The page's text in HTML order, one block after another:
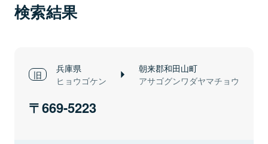
検索結果
兵庫県
ヒョウゴケン
朝来郡和田山町
アサゴグンワダヤマチョウ
669-5223